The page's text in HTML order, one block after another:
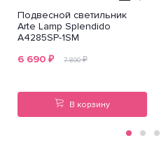
Подвесной светильник
Arte Lamp Splendido
A4285SP-1SM
6 690 ₽ 7 890₽
В корзину